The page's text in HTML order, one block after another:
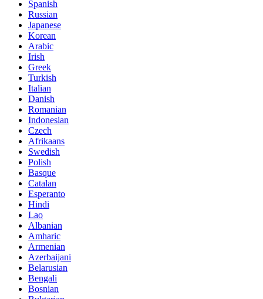
Spanish
Russian
Japanese
Korean
Arabic
Irish
Greek
Turkish
Italian
Danish
Romanian
Indonesian
Czech
Afrikaans
Swedish
Polish
Basque
Catalan
Esperanto
Hindi
Lao
Albanian
Amharic
Armenian
Azerbaijani
Belarusian
Bengali
Bosnian